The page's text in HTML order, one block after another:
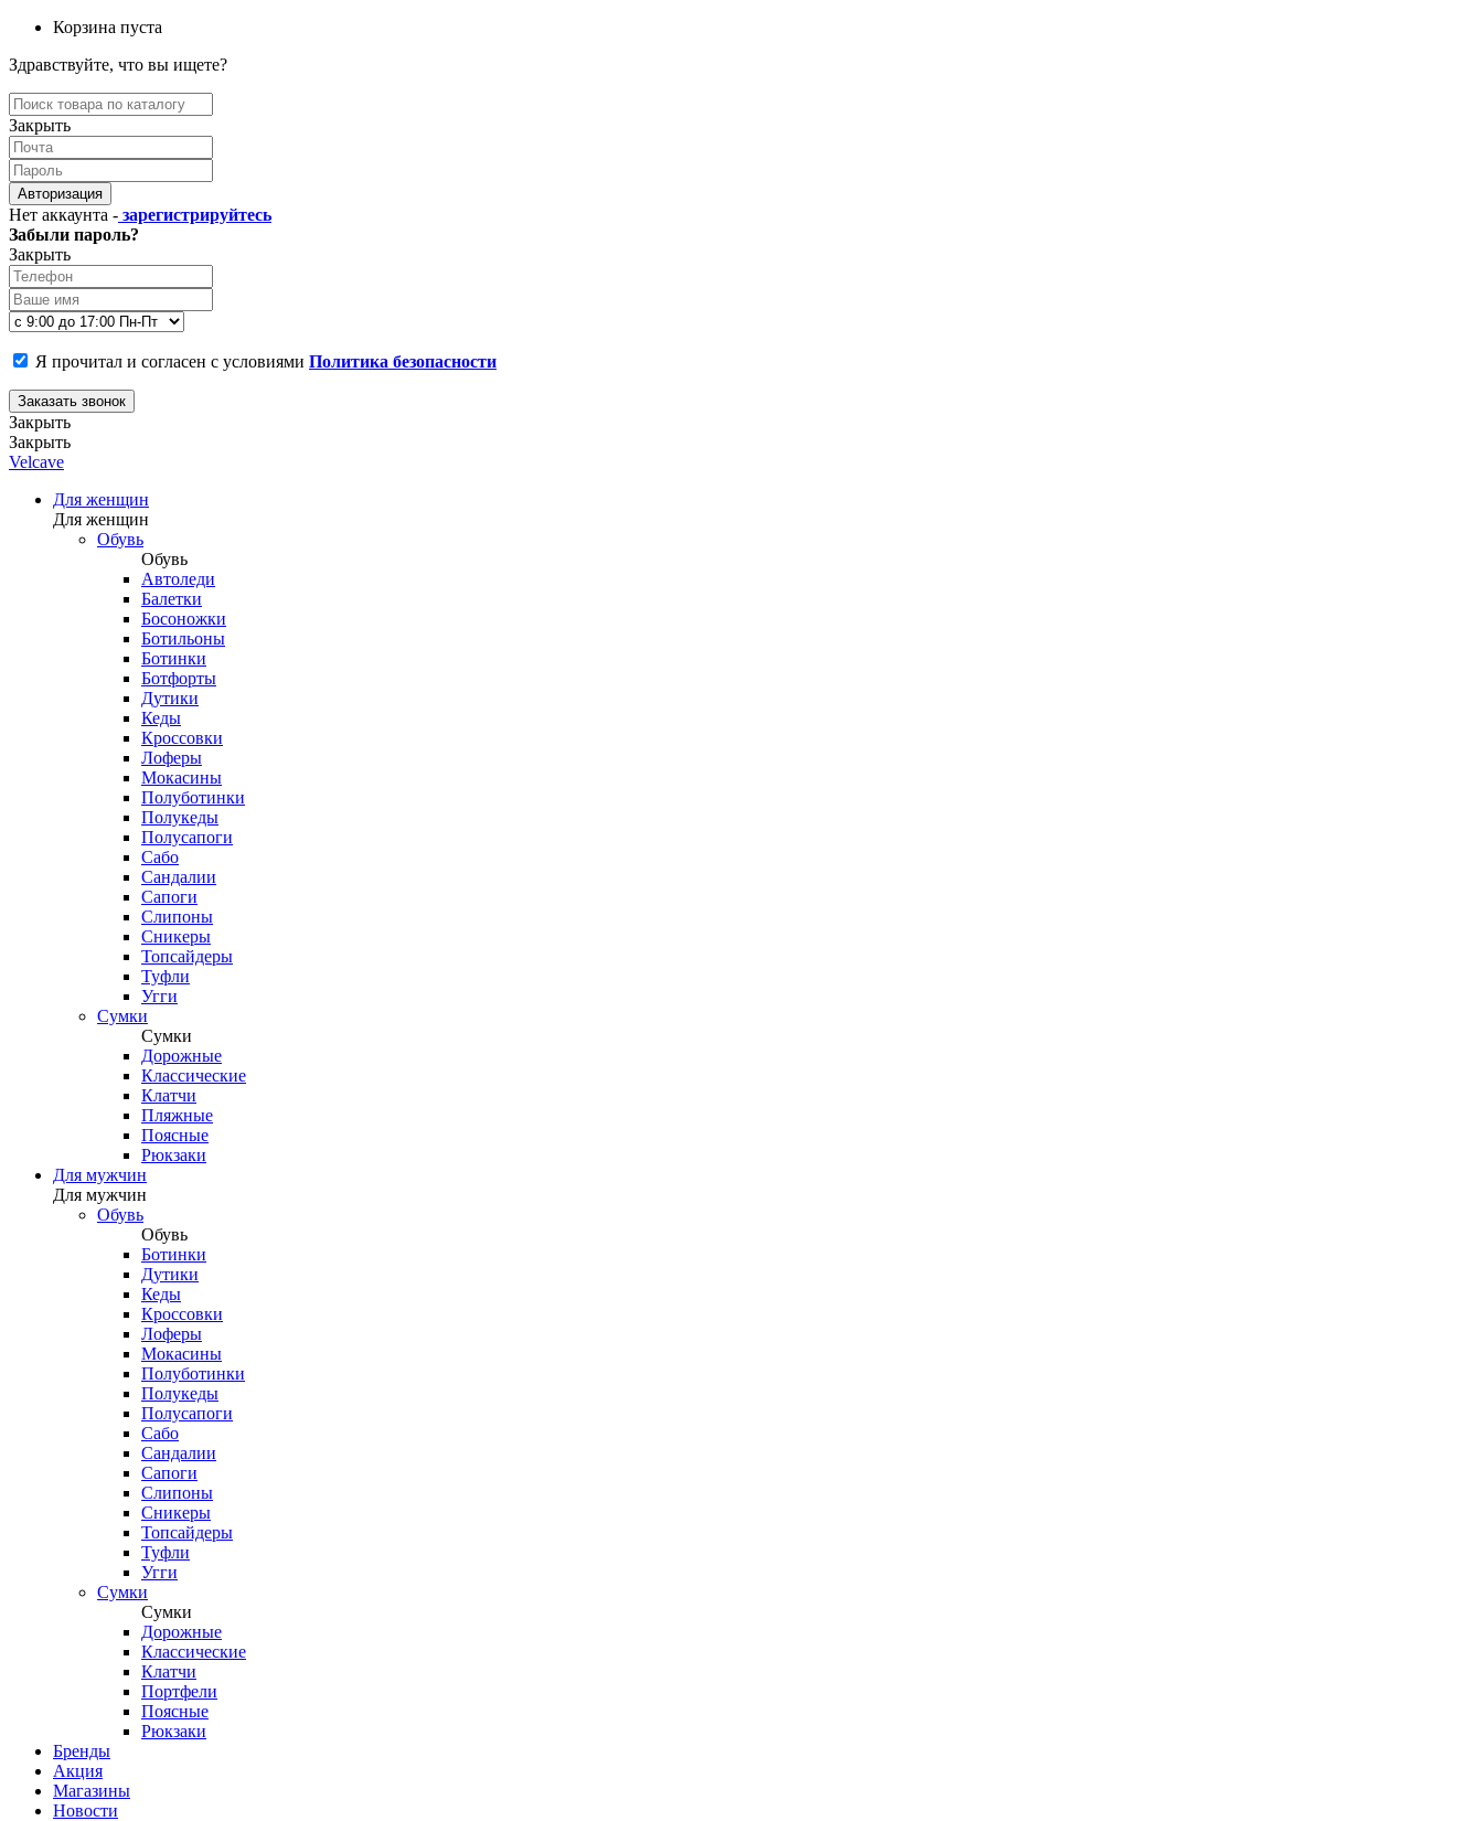
Корзина пуста
Здравствуйте, что вы ищете?
Закрыть
Авторизация
Нет аккаунта - зарегистрируйтесь
Забыли пароль?
Закрыть
Я прочитал и согласен с условиями Политика безопасности
Заказать звонок
Закрыть
Закрыть
Velcave
Для женщин
Для женщин
Обувь
Обувь
Автоледи
Балетки
Босоножки
Ботильоны
Ботинки
Ботфорты
Дутики
Кеды
Кроссовки
Лоферы
Мокасины
Полуботинки
Полукеды
Полусапоги
Сабо
Сандалии
Сапоги
Слипоны
Сникеры
Топсайдеры
Туфли
Угги
Сумки
Сумки
Дорожные
Классические
Клатчи
Пляжные
Поясные
Рюкзаки
Для мужчин
Для мужчин
Обувь
Обувь
Ботинки
Дутики
Кеды
Кроссовки
Лоферы
Мокасины
Полуботинки
Полукеды
Полусапоги
Сабо
Сандалии
Сапоги
Слипоны
Сникеры
Топсайдеры
Туфли
Угги
Сумки
Сумки
Дорожные
Классические
Клатчи
Портфели
Поясные
Рюкзаки
Бренды
Акция
Магазины
Новости